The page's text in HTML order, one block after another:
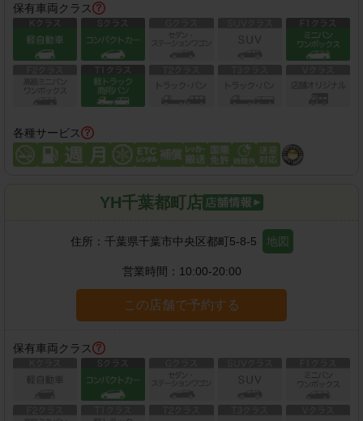
保有車両クラス
各種サービス
YH千葉都町店
住所： 千葉県千葉市中央区都町5-8-5 地図
営業時間： 10:00-20:00
この店舗で予約する
保有車両クラス